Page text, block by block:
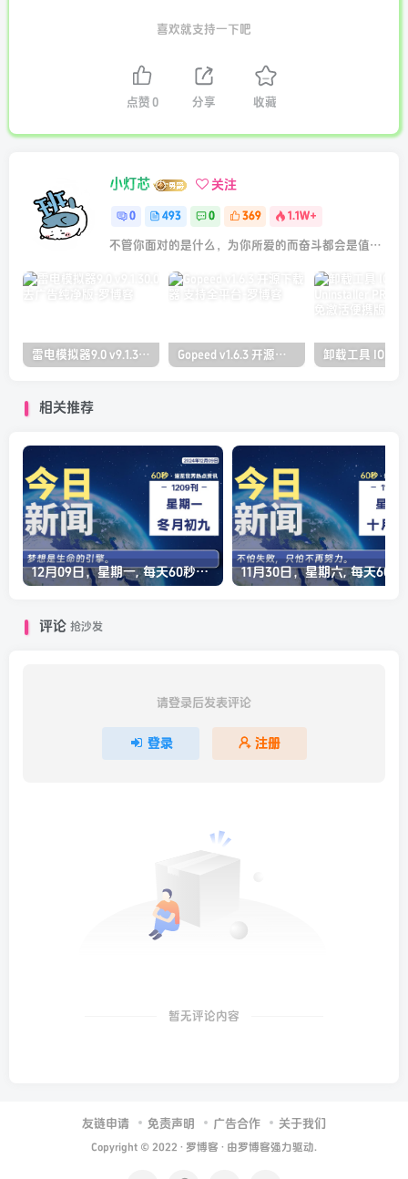
喜欢就支持一下吧
点赞 0 分享 收藏
小灯芯 关注
0 493 0 369 1.1W+
不管你面对的是什么，为你所爱的而奋斗都会是值得的
雷电模拟器9.0 v9.1.30.0 去广告纯净版 Gopeed v1.6.3 开源下载器 支持全平台
相关推荐
12月09日，星期一, 每天60秒读懂全世界！
评论 抢沙发
请登录后发表评论
登录 注册
暂无评论内容
友链申请 免责声明 广告合作 关于我们
Copyright © 2022 · 罗博客 · 由罗博客强力驱动.